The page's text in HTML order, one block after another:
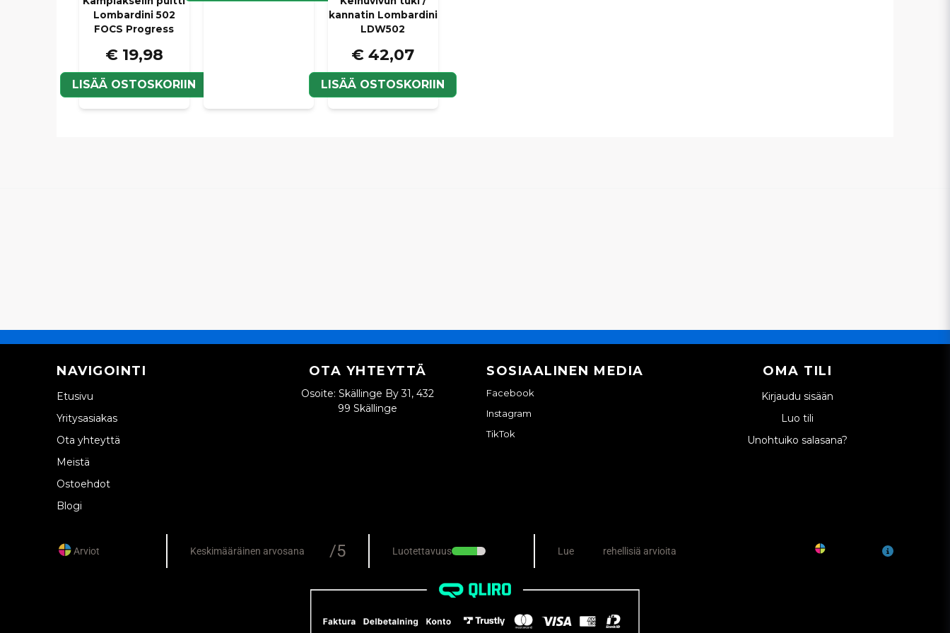
Lombardini 502
FOCS Progress
€ 19,98
LISÄÄ OSTOSKORIIN
kannatin Lombardini
LDW502
€ 42,07
LISÄÄ OSTOSKORIIN
NAVIGOINTI
Etusivu
Yritysasiakas
Ota yhteyttä
Meistä
Ostoehdot
Blogi
OTA YHTEYTTÄ
Osoite: Skällinge By 31, 432
99 Skällinge
SOSIAALINEN MEDIA
Facebook
Instagram
TikTok
OMA TILI
Kirjaudu sisään
Luo tili
Unohtuiko salasana?